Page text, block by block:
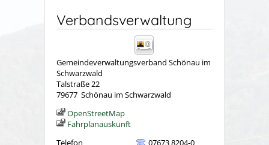
Verbandsverwaltung
Gemeindeverwaltungsverband Schönau im
Schwarzwald
Talstraße 22
79677 Schönau im Schwarzwald
OpenStreetMap
Fahrplanauskunft
Telefon
07673 8204-0